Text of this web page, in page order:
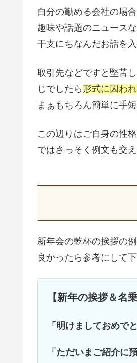
自分の勤める会社の場
趣味や話題のニュース
干支にちなんだお話を
取引先などですと堅苦
じでしたら 形式に囚わ
まぁもちろん簡単に手
この辺りはご自身の性
ではさっそく例文も交
新年会の乾杯の挨拶の
良かったら参考にして
【新年の挨拶＆名乗
「明けましておめで
「ただいまご紹介に